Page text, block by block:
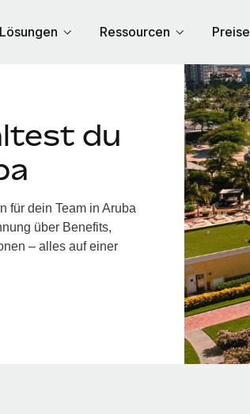
Lösungen Ressourcen Preise
du
für dein Team in Aruba
über Benefits,
– alles auf einer